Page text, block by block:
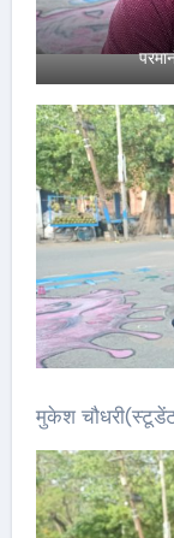
मुकेश